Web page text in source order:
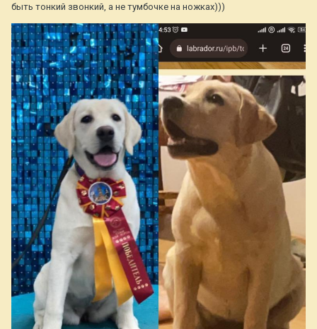
быть тонкий звонкий, а не тумбочке на ножках)))